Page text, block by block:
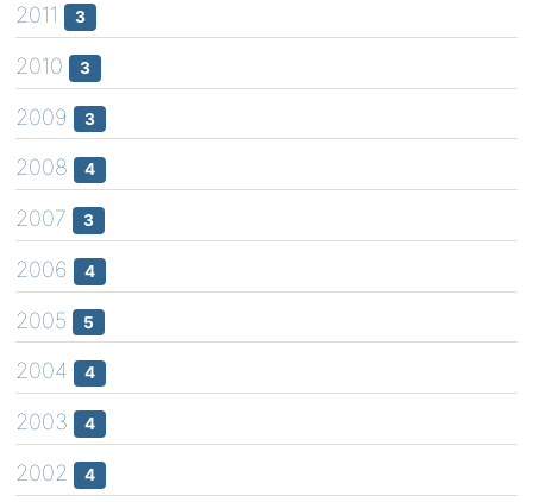
2011 3
2010 3
2009 3
2008 4
2007 3
2006 4
2005 5
2004 4
2003 4
2002 4